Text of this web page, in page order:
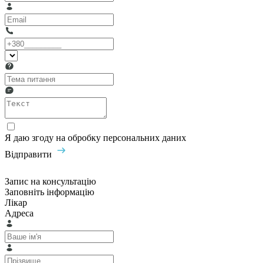
Я даю згоду на обробку персональних даних
Відправити
Запис на консультацію
Заповніть інформацію
Лікар
Адреса